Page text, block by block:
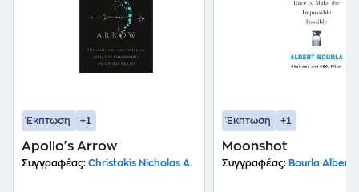
Έκπτωση +1
Apollo's Arrow
Συγγραφέας: Christakis Nicholas A.
Έκπτωση +1
Moonshot
Συγγραφέας: Bourla Albert